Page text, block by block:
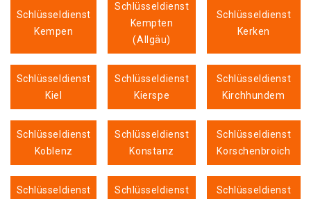
Schlüsseldienst
Kempen
Schlüsseldienst
Kempten
(Allgäu)
Schlüsseldienst
Kerken
Schlüsseldienst
Kiel
Schlüsseldienst
Kierspe
Schlüsseldienst
Kirchhundem
Schlüsseldienst
Koblenz
Schlüsseldienst
Konstanz
Schlüsseldienst
Korschenbroich
Schlüsseldienst
Schlüsseldienst
Schlüsseldienst